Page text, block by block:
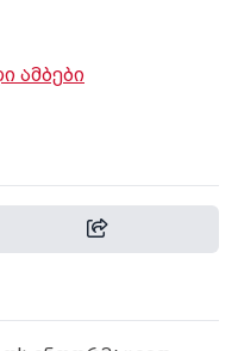
ამბები